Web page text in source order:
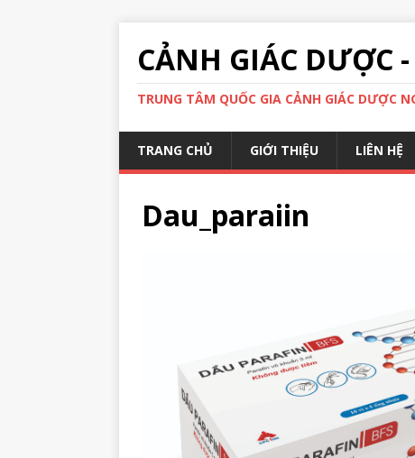
CẢNH GIÁC DƯỢC
TRUNG TÂM QUỐC GIA CẢNH GIÁC DƯỢC
TRANG CHỦ GIỚI THIỆU LIÊN HỆ
Dau_paraiin